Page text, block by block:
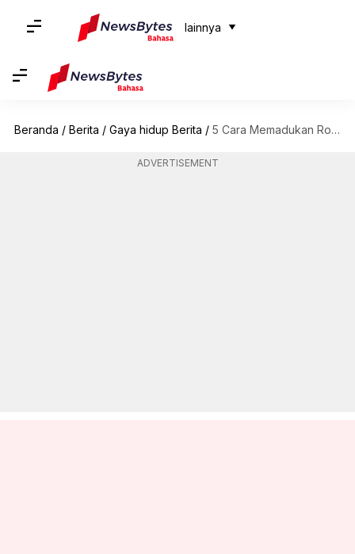
lainnya
Beranda / Berita / Gaya hidup Berita / 5 Cara Memadukan Rok Di Musim Dingin
ADVERTISEMENT